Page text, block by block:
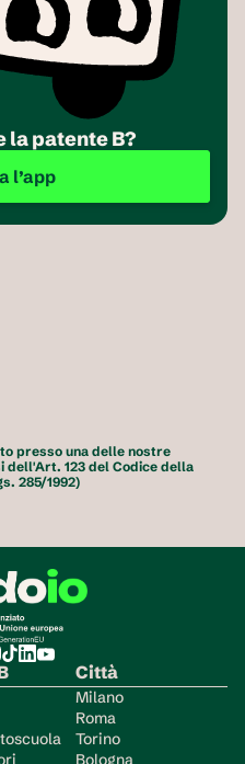
la patente B?
l’app
presso una delle nostre
dell'Art. 123 del Codice della
285/1992)
Città
Milano
Roma
Torino
Bologna